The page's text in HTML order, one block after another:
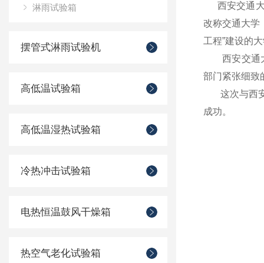
淋雨试验箱
摆管式淋雨试验机
高低温试验箱
高低温湿热试验箱
冷热冲击试验箱
电热恒温鼓风干燥箱
热空气老化试验箱
西安交通大
改称交通大学
工程”建设的
西安交通大
部门紧张细致
这次与西安
成功。